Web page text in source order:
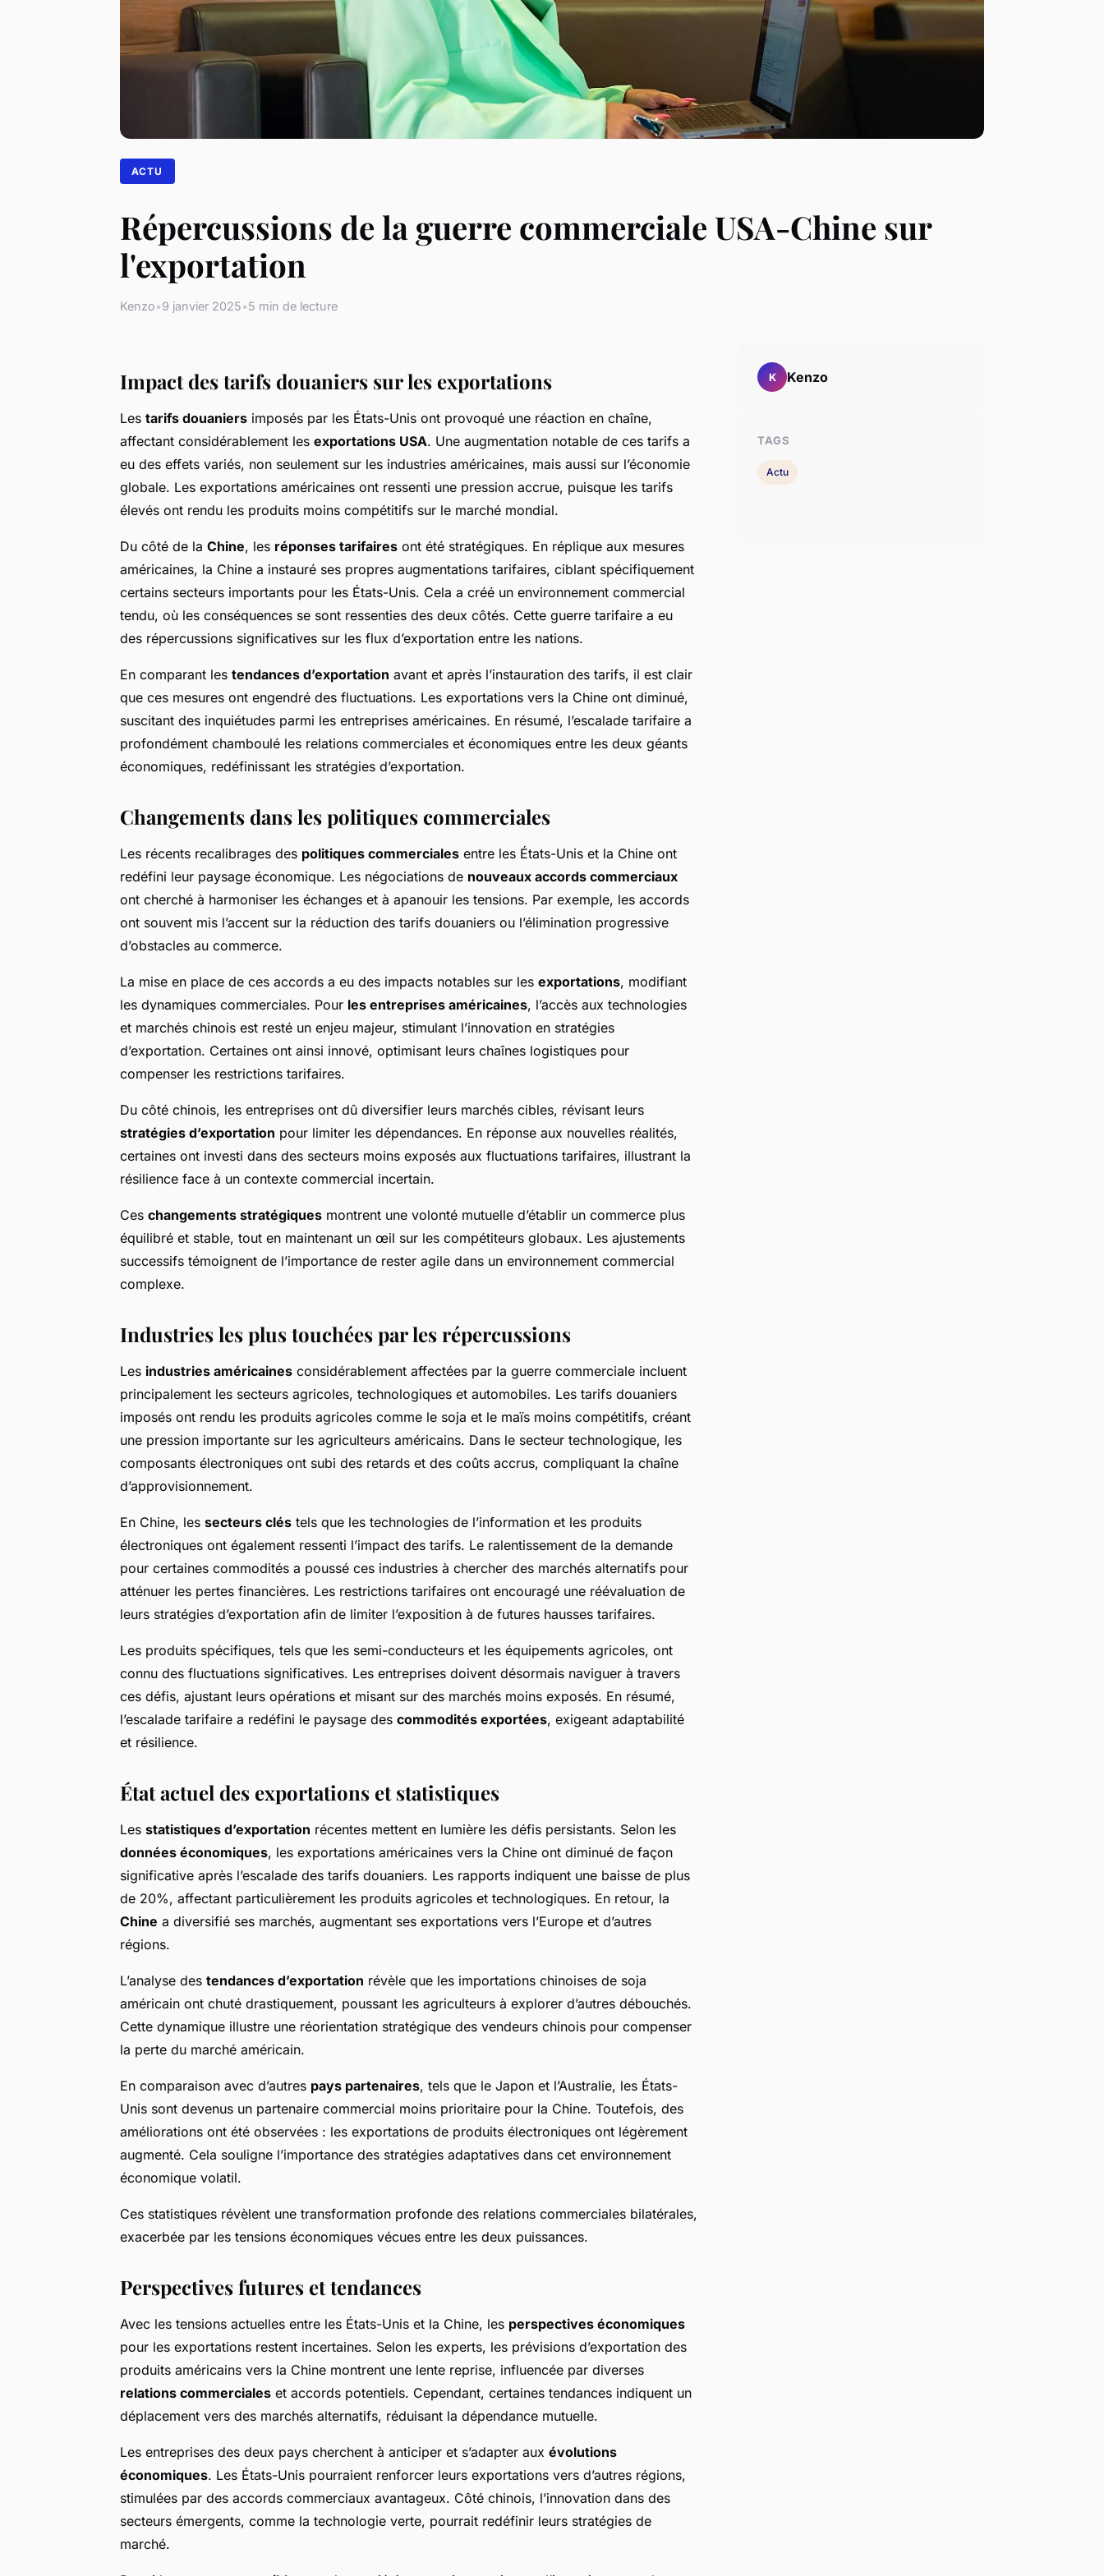
ACTU
Répercussions de la guerre commerciale USA-Chine sur
l'exportation
Kenzo•9 janvier 2025•5 min de lecture
Impact des tarifs douaniers sur les exportations
Les tarifs douaniers imposés par les États-Unis ont provoqué une réaction en chaîne,
affectant considérablement les exportations USA. Une augmentation notable de ces tarifs a
eu des effets variés, non seulement sur les industries américaines, mais aussi sur l’économie
globale. Les exportations américaines ont ressenti une pression accrue, puisque les tarifs
élevés ont rendu les produits moins compétitifs sur le marché mondial.
Du côté de la Chine, les réponses tarifaires ont été stratégiques. En réplique aux mesures
américaines, la Chine a instauré ses propres augmentations tarifaires, ciblant spécifiquement
certains secteurs importants pour les États-Unis. Cela a créé un environnement commercial
tendu, où les conséquences se sont ressenties des deux côtés. Cette guerre tarifaire a eu
des répercussions significatives sur les flux d’exportation entre les nations.
En comparant les tendances d’exportation avant et après l’instauration des tarifs, il est clair
que ces mesures ont engendré des fluctuations. Les exportations vers la Chine ont diminué,
suscitant des inquiétudes parmi les entreprises américaines. En résumé, l’escalade tarifaire a
profondément chamboulé les relations commerciales et économiques entre les deux géants
économiques, redéfinissant les stratégies d’exportation.
Changements dans les politiques commerciales
Les récents recalibrages des politiques commerciales entre les États-Unis et la Chine ont
redéfini leur paysage économique. Les négociations de nouveaux accords commerciaux
ont cherché à harmoniser les échanges et à apanouir les tensions. Par exemple, les accords
ont souvent mis l’accent sur la réduction des tarifs douaniers ou l’élimination progressive
d’obstacles au commerce.
La mise en place de ces accords a eu des impacts notables sur les exportations, modifiant
les dynamiques commerciales. Pour les entreprises américaines, l’accès aux technologies
et marchés chinois est resté un enjeu majeur, stimulant l’innovation en stratégies
d’exportation. Certaines ont ainsi innové, optimisant leurs chaînes logistiques pour
compenser les restrictions tarifaires.
Du côté chinois, les entreprises ont dû diversifier leurs marchés cibles, révisant leurs
stratégies d’exportation pour limiter les dépendances. En réponse aux nouvelles réalités,
certaines ont investi dans des secteurs moins exposés aux fluctuations tarifaires, illustrant la
résilience face à un contexte commercial incertain.
Ces changements stratégiques montrent une volonté mutuelle d’établir un commerce plus
équilibré et stable, tout en maintenant un œil sur les compétiteurs globaux. Les ajustements
successifs témoignent de l’importance de rester agile dans un environnement commercial
complexe.
Industries les plus touchées par les répercussions
Les industries américaines considérablement affectées par la guerre commerciale incluent
principalement les secteurs agricoles, technologiques et automobiles. Les tarifs douaniers
imposés ont rendu les produits agricoles comme le soja et le maïs moins compétitifs, créant
une pression importante sur les agriculteurs américains. Dans le secteur technologique, les
composants électroniques ont subi des retards et des coûts accrus, compliquant la chaîne
d’approvisionnement.
En Chine, les secteurs clés tels que les technologies de l’information et les produits
électroniques ont également ressenti l’impact des tarifs. Le ralentissement de la demande
pour certaines commodités a poussé ces industries à chercher des marchés alternatifs pour
atténuer les pertes financières. Les restrictions tarifaires ont encouragé une réévaluation de
leurs stratégies d’exportation afin de limiter l’exposition à de futures hausses tarifaires.
Les produits spécifiques, tels que les semi-conducteurs et les équipements agricoles, ont
connu des fluctuations significatives. Les entreprises doivent désormais naviguer à travers
ces défis, ajustant leurs opérations et misant sur des marchés moins exposés. En résumé,
l’escalade tarifaire a redéfini le paysage des commodités exportées, exigeant adaptabilité
et résilience.
État actuel des exportations et statistiques
Les statistiques d’exportation récentes mettent en lumière les défis persistants. Selon les
données économiques, les exportations américaines vers la Chine ont diminué de façon
significative après l’escalade des tarifs douaniers. Les rapports indiquent une baisse de plus
de 20%, affectant particulièrement les produits agricoles et technologiques. En retour, la
Chine a diversifié ses marchés, augmentant ses exportations vers l’Europe et d’autres
régions.
L’analyse des tendances d’exportation révèle que les importations chinoises de soja
américain ont chuté drastiquement, poussant les agriculteurs à explorer d’autres débouchés.
Cette dynamique illustre une réorientation stratégique des vendeurs chinois pour compenser
la perte du marché américain.
En comparaison avec d’autres pays partenaires, tels que le Japon et l’Australie, les États-
Unis sont devenus un partenaire commercial moins prioritaire pour la Chine. Toutefois, des
améliorations ont été observées : les exportations de produits électroniques ont légèrement
augmenté. Cela souligne l’importance des stratégies adaptatives dans cet environnement
économique volatil.
Ces statistiques révèlent une transformation profonde des relations commerciales bilatérales,
exacerbée par les tensions économiques vécues entre les deux puissances.
Perspectives futures et tendances
Avec les tensions actuelles entre les États-Unis et la Chine, les perspectives économiques
pour les exportations restent incertaines. Selon les experts, les prévisions d’exportation des
produits américains vers la Chine montrent une lente reprise, influencée par diverses
relations commerciales et accords potentiels. Cependant, certaines tendances indiquent un
déplacement vers des marchés alternatifs, réduisant la dépendance mutuelle.
Les entreprises des deux pays cherchent à anticiper et s’adapter aux évolutions
économiques. Les États-Unis pourraient renforcer leurs exportations vers d’autres régions,
stimulées par des accords commerciaux avantageux. Côté chinois, l’innovation dans des
secteurs émergents, comme la technologie verte, pourrait redéfinir leurs stratégies de
marché.
K Kenzo
TAGS
Actu